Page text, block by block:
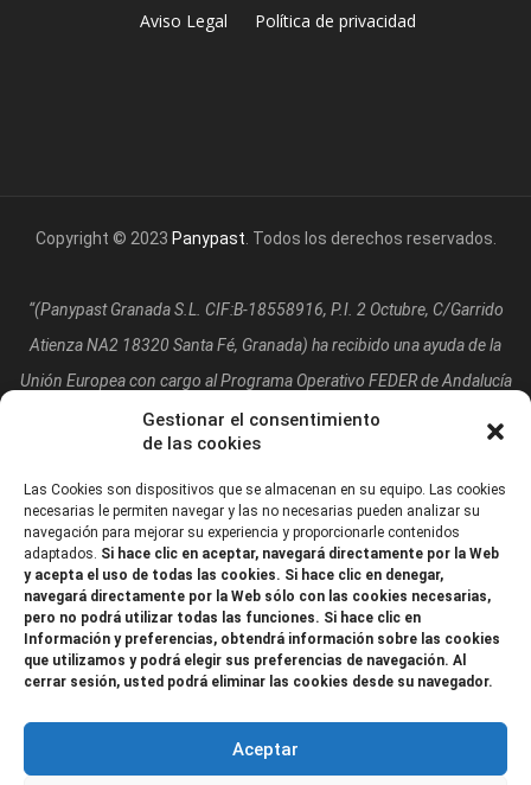
Gestionar el consentimiento
de las cookies
Las Cookies son dispositivos que se almacenan en su equipo. Las cookies
necesarias le permiten navegar y las no necesarias pueden analizar su
navegación para mejorar su experiencia y proporcionarle contenidos
adaptados. Si hace clic en aceptar, navegará directamente por la Web
y acepta el uso de todas las cookies. Si hace clic en denegar,
navegará directamente por la Web sólo con las cookies necesarias,
pero no podrá utilizar todas las funciones. Si hace clic en
Información y preferencias, obtendrá información sobre las cookies
que utilizamos y podrá elegir sus preferencias de navegación. Al
cerrar sesión, usted podrá eliminar las cookies desde su navegador.
Aceptar
Aviso Legal Política de privacidad
Copyright © 2023 Panypast . Todos los derechos reservados.
“(Panypast Granada S.L. CIF:B-18558916, P.I. 2 Octubre, C/Garrido
Atienza NA2 18320 Santa Fé, Granada) ha recibido una ayuda de la
Unión Europea con cargo al Programa Operativo FEDER de Andalucía
2014-2020, financiada como parte de la respuesta de la Unión a la
pandemia de COVID-19 (REACT-UE), para compensar el sobrecoste
energético de gas natural y/o electricidad a pymes y autónomos
especialmente afectados por el incremento de los precios del gas
natural y la electricidad provocados por el impacto de la guerra de
agresión de Rusia contra Ucrania.”